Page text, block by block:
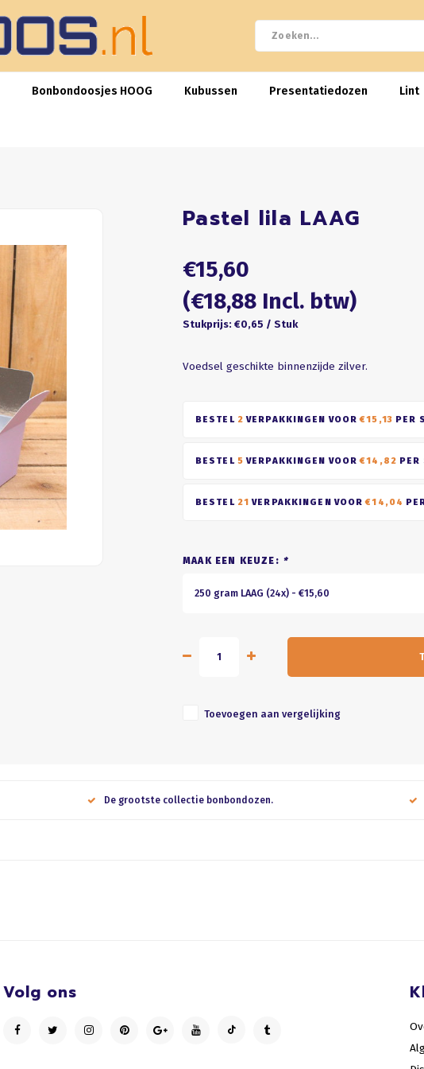
Bonbondoosjes HOOG Kubussen Presentatiedozen Lint
Pastel lila LAAG
€15,60
(€18,88 Incl. btw)
Stukprijs: €0,65 / Stuk
Voedsel geschikte binnenzijde zilver.
BESTEL 2 VERPAKKINGEN VOOR€15,13 PER
BESTEL 5 VERPAKKINGEN VOOR€14,82 PER
BESTEL 21 VERPAKKINGEN VOOR€14,04
MAAK EEN KEUZE: *
250 gram LAAG (24x) - €15,60
Toevoegen aan vergelijking
De grootste collectie bonbondozen.
Volg ons